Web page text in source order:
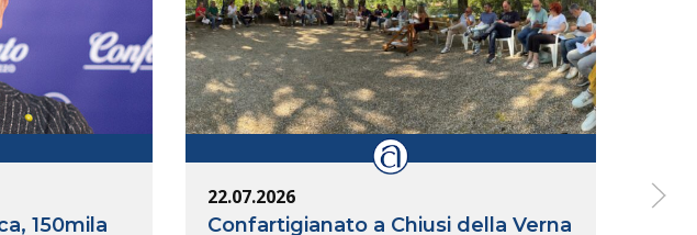
150mila
22.07.2026
Confartigianato a Chiusi della Verna